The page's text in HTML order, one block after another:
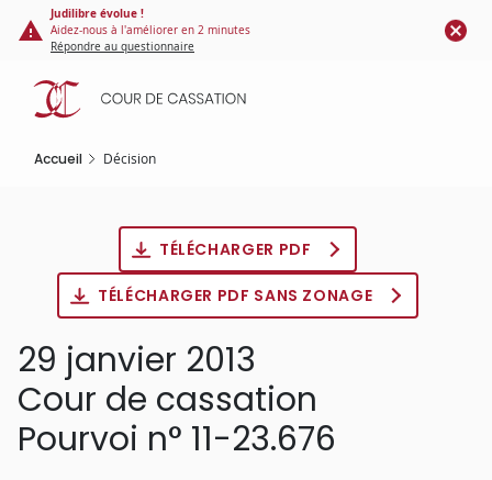
Panneau de gestion des cookies
contenu
principal
Judilibre évolue !
Aidez-nous à l'améliorer en 2 minutes
Répondre au questionnaire
Accueil Décision
TÉLÉCHARGER PDF
TÉLÉCHARGER PDF SANS ZONAGE
29 janvier 2013
Cour de cassation
Pourvoi n° 11-23.676